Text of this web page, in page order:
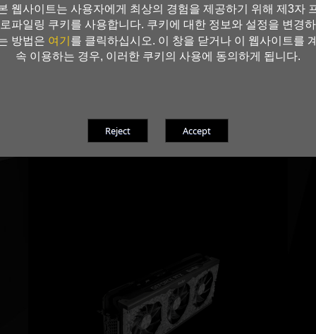
웹사이트는 사용자에게 최상의 경험을 제공하기 위해 제3자
로파일링 쿠키를 사용합니다. 쿠키에 대한 정보와 설정을 변경하
방법은 여기를 클릭하십시오. 이 창을 닫거나 이 웹사이트를
속 이용하는 경우, 이러한 쿠키의 사용에 동의하게 됩니다.